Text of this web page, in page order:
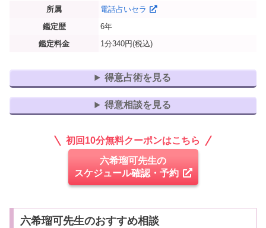
所属
電話占いセラ
鑑定歴
6年
鑑定料金
1分340円(税込)
得意占術を見る
得意相談を見る
初回10分無料クーポンはこちら
六希瑠可先生の
スケジュール確認・予約
六希瑠可先生のおすすめ相談